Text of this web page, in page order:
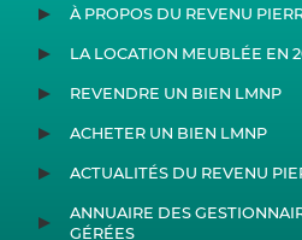
À PROPOS DU REVENU
LA LOCATION MEUBLÉE EN
REVENDRE UN BIEN LMNP
ACHETER UN BIEN LMNP
ACTUALITÉS DU REVENU
ANNUAIRE DES
GÉRÉES